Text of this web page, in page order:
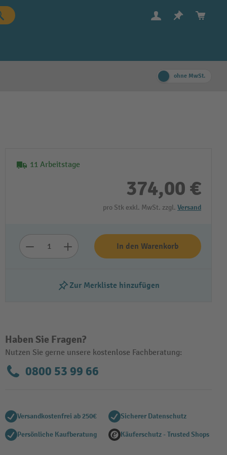
ohne MwSt.
11 Arbeitstage
374,00 €
pro Stk exkl. MwSt. zzgl. Versand
In den Warenkorb
Zur Merkliste hinzufügen
Haben Sie Fragen?
Nutzen Sie gerne unsere kostenlose Fachberatung:
0800 53 99 66
Versandkostenfrei ab 250€ Sicherer Datenschutz
Persönliche Kaufberatung Käuferschutz - Trusted Shops